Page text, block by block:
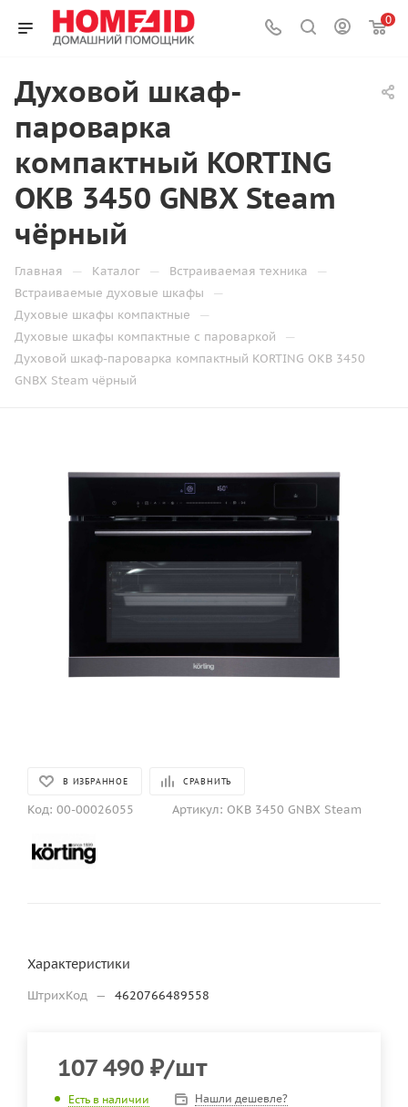
0
Духовой шкаф-
пароварка
компактный KORTING
OKB 3450 GNBX Steam
чёрный
Главная — Каталог — Встраиваемая техника —
Встраиваемые духовые шкафы —
Духовые шкафы компактные —
Духовые шкафы компактные с пароваркой —
Духовой шкаф-пароварка компактный KORTING OKB 3450
GNBX Steam чёрный
В ИЗБРАННОЕ СРАВНИТЬ
Код: 00-00026055 Артикул: OKB 3450 GNBX Steam
Характеристики
ШтрихКод — 4620766489558
107 490 ₽/шт
Есть в наличии Нашли дешевле?